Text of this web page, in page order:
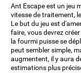
Ant Escape est un jeu
vitesse de traitement,
Le but du jeu est
faire, vous devrez
la fourmi puisse se
peut sembler simple,
augmentent, il y aura
estimations plus